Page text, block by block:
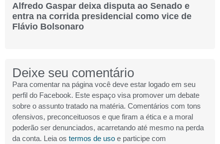
Alfredo Gaspar deixa disputa ao Senado e
entra na corrida presidencial como vice de
Flávio Bolsonaro
Deixe seu comentário
Para comentar na página você deve estar logado em seu
perfil do Facebook. Este espaço visa promover um debate
sobre o assunto tratado na matéria. Comentários com tons
ofensivos, preconceituosos e que firam a ética e a moral
poderão ser denunciados, acarretando até mesmo na perda
da conta. Leia os termos de uso e participe com